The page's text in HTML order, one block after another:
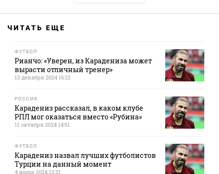
ЧИТАТЬ ЕЩЕ
ФУТБОЛ
Рианчо: «Уверен, из Карадениза может
вырасти отличный тренер»
13 декабря 2024 16:12
РОССИЯ
Карадениз рассказал, в каком клубе
РПЛ мог оказаться вместо «Рубина»
11 октября 2024 14:51
ФУТБОЛ
Карадениз назвал лучших футболистов
Турции на данный момент
4 июля 2024 13:31